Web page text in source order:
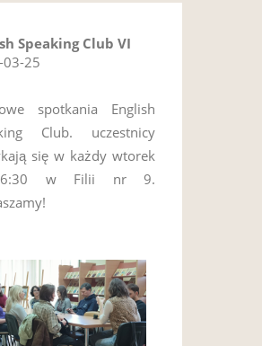
Speaking Club VI
25
spotkania English
Club. uczestnicy
się w każdy wtorek
w Filii nr 9.